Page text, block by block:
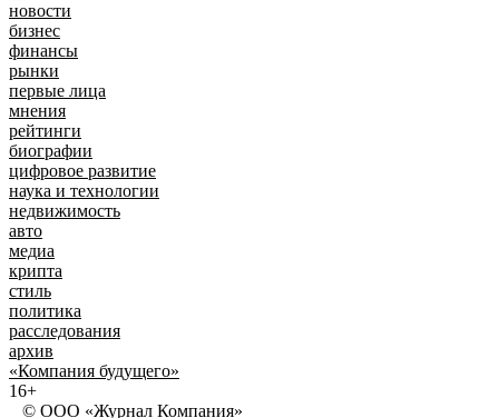
новости
бизнес
финансы
рынки
первые лица
мнения
рейтинги
биографии
цифровое развитие
наука и технологии
недвижимость
авто
медиа
крипта
стиль
политика
расследования
архив
«Компания будущего»
16+
© ООО «Журнал Компания»